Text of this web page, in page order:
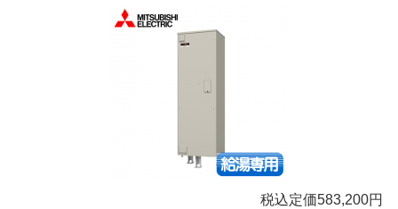
税込定価583,200円